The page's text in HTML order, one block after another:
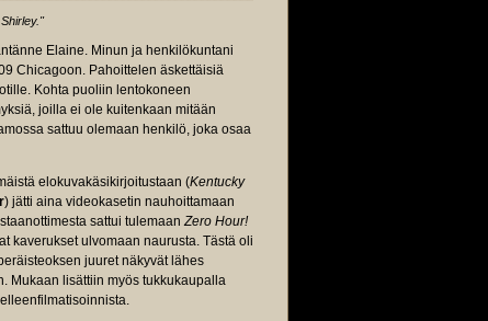
Elaine. Minun ja henkilökuntani
Chicagoon. Pahoittelen äskettäisiä
Kohta puoliin lentokoneen
joilla ei ole kuitenkaan mitään
sattuu olemaan henkilö, joka osaa
elokuvakäsikirjoitustaan (Kentucky
) jätti aina videokasetin nauhoittamaan
sattui tulemaanZero Hour!
kaverukset ulvomaan naurusta. Tästä oli
juuret näkyvät lähes
Mukaan lisättiin myös tukkukaupalla